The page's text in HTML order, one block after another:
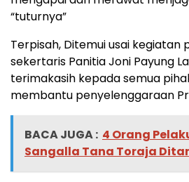
“tuturnya”
Terpisah, Ditemui usai kegiatan
sekertaris Panitia Joni Payung
terimakasih kepada semua
membantu penyelenggaraan
BACA JUGA : 4 Orang
Sangalla Tana Toraja